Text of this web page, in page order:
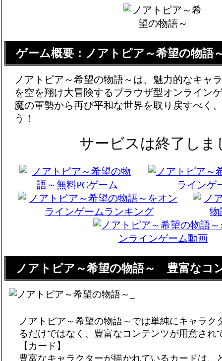
ゲーム概要：ノアトピア～希望の物語
ノアトピア～希望の物語～は、魅力的なキャ
を空を翔け大冒険するブラウザ型オンライン
魔の軍勢から再び平和な世界を取り戻すべく
う！
サービスは終了しま
ノアトピア～希望の物語～ 豊富なコ
ノアトピア～希望の物語～では単純にキャラク
るだけではなく、豊富なコンテンツが用意され
【カード】
豊富なキャラクターが描かれているカードは、